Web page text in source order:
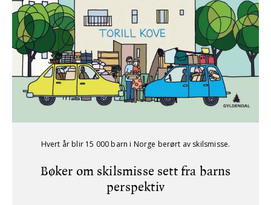
Hvert år blir 15 000 barn i Norge berørt av skilsmisse.
Bøker om skilsmisse sett fra barns
perspektiv